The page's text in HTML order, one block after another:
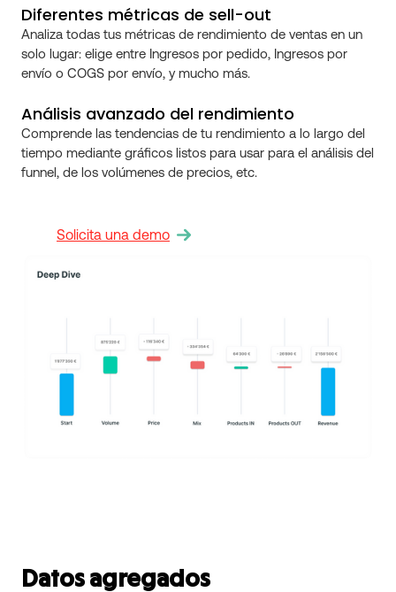
Diferentes métricas de sell-out
Analiza todas tus métricas de rendimiento de ventas en un
solo lugar: elige entre Ingresos por pedido, Ingresos por
envío o COGS por envío, y mucho más.
Análisis avanzado del rendimiento
Comprende las tendencias de tu rendimiento a lo largo del
tiempo mediante gráficos listos para usar para el análisis del
funnel, de los volúmenes de precios, etc.
Solicita una demo
Datos agregados